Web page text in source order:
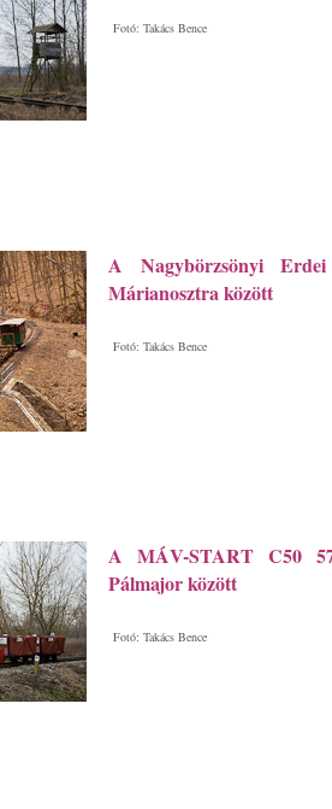
Fotó: Takács Bence
A Nagybörzsönyi
Márianosztra között
Fotó: Takács Bence
A MÁV-START C50
Pálmajor között
Fotó: Takács Bence